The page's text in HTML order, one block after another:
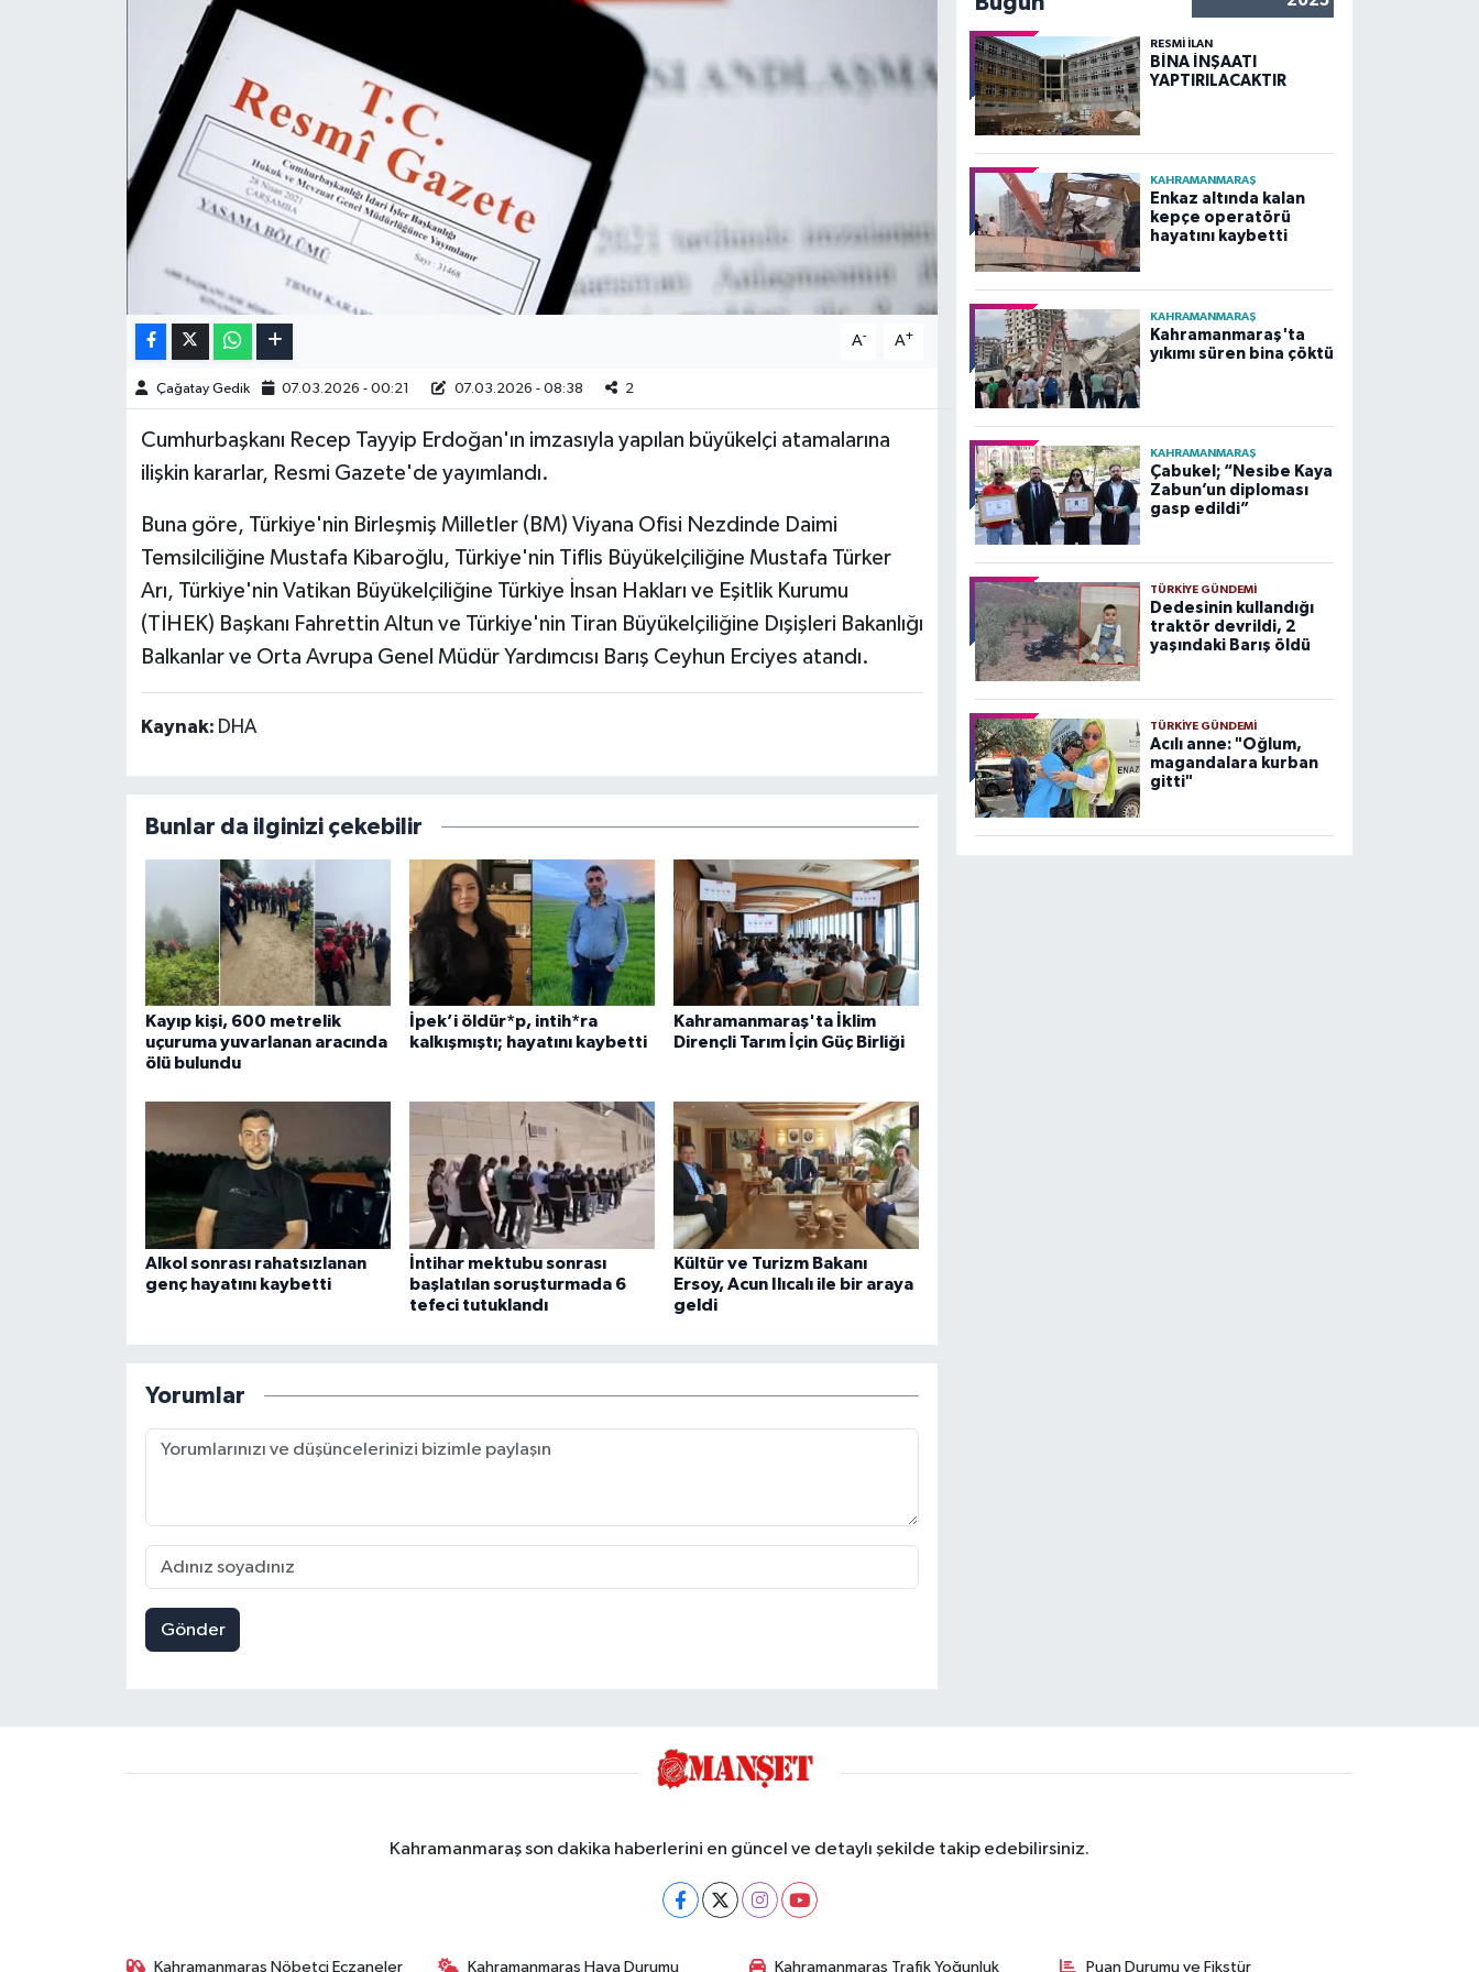
A- A+
Çağatay Gedik 07.03.2026 - 00:21 07.03.2026 - 08:38 2
Cumhurbaşkanı Recep Tayyip Erdoğan'ın imzasıyla yapılan büyükelçi atamalarına
ilişkin kararlar, Resmi Gazete'de yayımlandı.
Buna göre, Türkiye'nin Birleşmiş Milletler (BM) Viyana Ofisi Nezdinde Daimi
Temsilciliğine Mustafa Kibaroğlu, Türkiye'nin Tiflis Büyükelçiliğine Mustafa Türker
Arı, Türkiye'nin Vatikan Büyükelçiliğine Türkiye İnsan Hakları ve Eşitlik Kurumu
(TİHEK) Başkanı Fahrettin Altun ve Türkiye'nin Tiran Büyükelçiliğine Dışişleri Bakanlığı
Balkanlar ve Orta Avrupa Genel Müdür Yardımcısı Barış Ceyhun Erciyes atandı.
Kaynak: DHA
Bunlar da ilginizi çekebilir
Kayıp kişi, 600 metrelik
uçuruma yuvarlanan aracında
ölü bulundu
İpek’i öldür*p, intih*ra
kalkışmıştı; hayatını kaybetti
Kahramanmaraş'ta İklim
Dirençli Tarım İçin Güç Birliği
Alkol sonrası rahatsızlanan
genç hayatını kaybetti
İntihar mektubu sonrası
başlatılan soruşturmada 6
tefeci tutuklandı
Kültür ve Turizm Bakanı
Ersoy, Acun Ilıcalı ile bir araya
geldi
Yorumlar
Gönder
RESMİ İLAN
BİNA İNŞAATI
YAPTIRILACAKTIR
KAHRAMANMARAŞ
Enkaz altında kalan
kepçe operatörü
hayatını kaybetti
KAHRAMANMARAŞ
Kahramanmaraş'ta
yıkımı süren bina çöktü
KAHRAMANMARAŞ
Çabukel; “Nesibe Kaya
Zabun’un diploması
gasp edildi”
TÜRKIYE GÜNDEMI
Dedesinin kullandığı
traktör devrildi, 2
yaşındaki Barış öldü
TÜRKIYE GÜNDEMI
Acılı anne: "Oğlum,
magandalara kurban
gitti"
Kahramanmaraş son dakika haberlerini en güncel ve detaylı şekilde takip edebilirsiniz.
Kahramanmaraş Nöbetçi Eczaneler Kahramanmaraş Hava Durumu Kahramanmaraş Trafik Yoğunluk Puan Durumu ve Fikstür